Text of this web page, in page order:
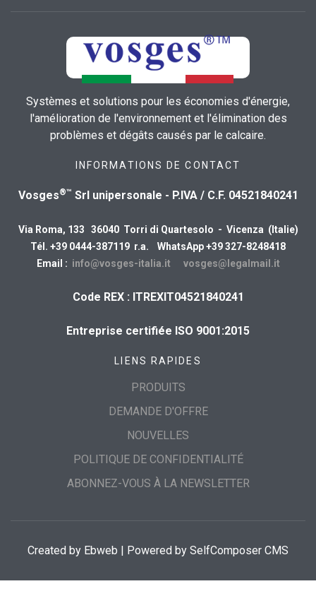
Systèmes et solutions pour les économies d'énergie,
l'amélioration de l'environnement et l'élimination des
problèmes et dégâts causés par le calcaire.
INFORMATIONS DE CONTACT
Vosges®™ Srl unipersonale - P.IVA / C.F. 04521840241
Via Roma, 133 36040 Torri di Quartesolo - Vicenza (Italie)
Tél. +39 0444-387119 r.a. WhatsApp +39 327-8248418
Email : info@vosges-italia.it vosges@legalmail.it
Code REX : ITREXIT04521840241
Entreprise certifiée ISO 9001:2015
LIENS RAPIDES
PRODUITS
DEMANDE D'OFFRE
NOUVELLES
POLITIQUE DE CONFIDENTIALITÉ
ABONNEZ-VOUS À LA NEWSLETTER
Created by Ebweb | Powered by SelfComposer CMS